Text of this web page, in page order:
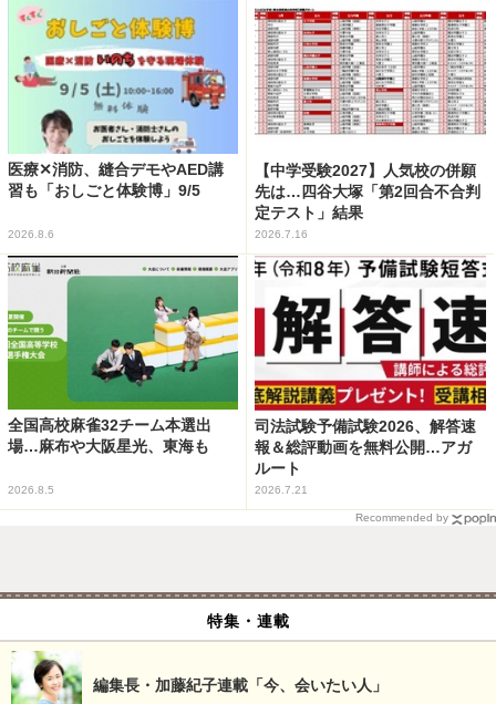
医療✕消防、縫合デモやAED講
習も「おしごと体験博」9/5
2026.8.6
【中学受験2027】人気校の併願
先は…四谷大塚「第2回合不合判
定テスト」結果
2026.7.16
全国高校麻雀32チーム本選出
場…麻布や大阪星光、東海も
2026.8.5
司法試験予備試験2026、解答速
報＆総評動画を無料公開…アガ
ルート
2026.7.21
Recommended by
特集・連載
編集長・加藤紀子連載「今、会いたい人」